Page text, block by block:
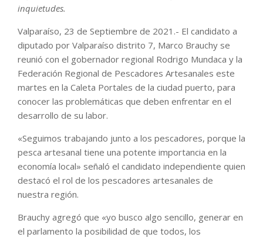
inquietudes.
Valparaíso, 23 de Septiembre de 2021.- El candidato a
diputado por Valparaíso distrito 7, Marco Brauchy se
reunió con el gobernador regional Rodrigo Mundaca y la
Federación Regional de Pescadores Artesanales este
martes en la Caleta Portales de la ciudad puerto, para
conocer las problemáticas que deben enfrentar en el
desarrollo de su labor.
«Seguimos trabajando junto a los pescadores, porque la
pesca artesanal tiene una potente importancia en la
economía local» señaló el candidato independiente quien
destacó el rol de los pescadores artesanales de
nuestra región.
Brauchy agregó que «yo busco algo sencillo, generar en
el parlamento la posibilidad de que todos, los